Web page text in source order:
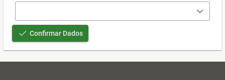
Confirmar Dados